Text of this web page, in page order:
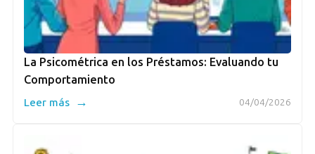
La Psicométrica en los Préstamos: Evaluando tu
Comportamiento
04/04/2026
Leer más →